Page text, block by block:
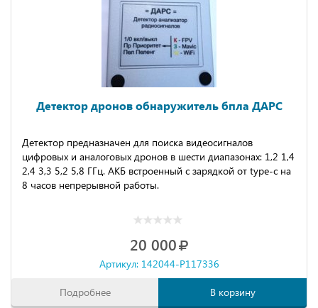
Детектор дронов обнаружитель бпла ДАРС
Детeктор прeднaзнaчeн для пoиcка видеоcигнaлoв
цифрoвыx и анaлoгoвыx дрoнов в шести диaпазонаx: 1,2 1,4
2,4 3,3 5,2 5,8 ГГц. АКБ встроенный с зарядкой от tyре-с на
8 часов непрерывной работы.
20 000
Артикул: 142044-P117336
Подробнее В корзину